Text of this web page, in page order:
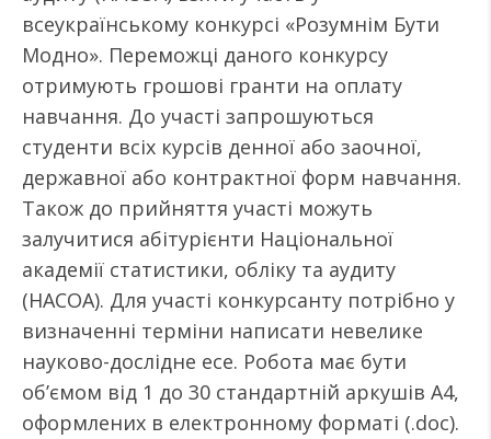
всеукраїнському конкурсі «Розумнім Бути
Модно». Переможці даного конкурсу
отримують грошові гранти на оплату
навчання. До участі запрошуються
студенти всіх курсів денної або заочної,
державної або контрактної форм навчання.
Також до прийняття участі можуть
залучитися абітурієнти Національної
академії статистики, обліку та аудиту
(НАСОА). Для участі конкурсанту потрібно у
визначенні терміни написати невелике
науково-дослідне есе. Робота має бути
об’ємом від 1 до 30 стандартній аркушів А4,
оформлених в електронному форматі (.doc).